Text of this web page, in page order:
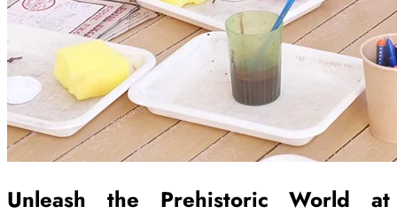
Unleash the Prehistoric World at